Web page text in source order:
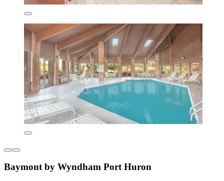
Baymont by Wyndham Port Huron